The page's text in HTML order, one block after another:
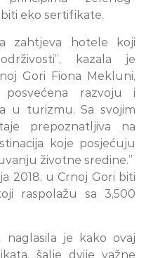
eko sertifikate.
zahtjeva hotele koji
kazala je
Gori Fiona Mekluni,
razvoju i
u turizmu. Sa svojim
prepoznatljiva na
koje posjećuju
životne sredine.”
2018. u Crnoj Gori biti
raspolažu sa 3,500
naglasila je kako ovaj
šalje dvije važne